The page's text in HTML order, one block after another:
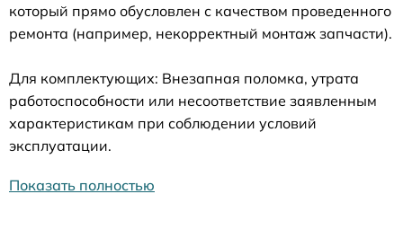
который прямо обусловлен с качеством проведенного
ремонта (например, некорректный монтаж запчасти).
Для комплектующих: Внезапная поломка, утрата
работоспособности или несоответствие заявленным
характеристикам при соблюдении условий
эксплуатации.
Показать полностью